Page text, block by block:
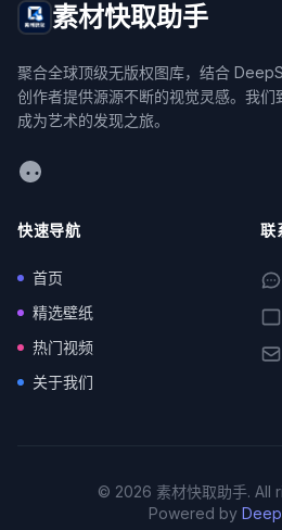
素材快取助手
聚合全球顶级无版权图库，结合
创作者提供源源不断的视觉灵感。我们
成为艺术的发现之旅。
WeChat
快速导航
首页
精选壁纸
热门视频
关于我们
联
© 2026 素材快取助手. All
Powered by